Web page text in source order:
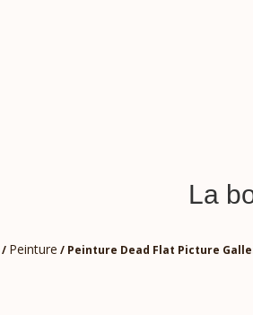
La
/ Peinture / Peinture Dead Flat Picture